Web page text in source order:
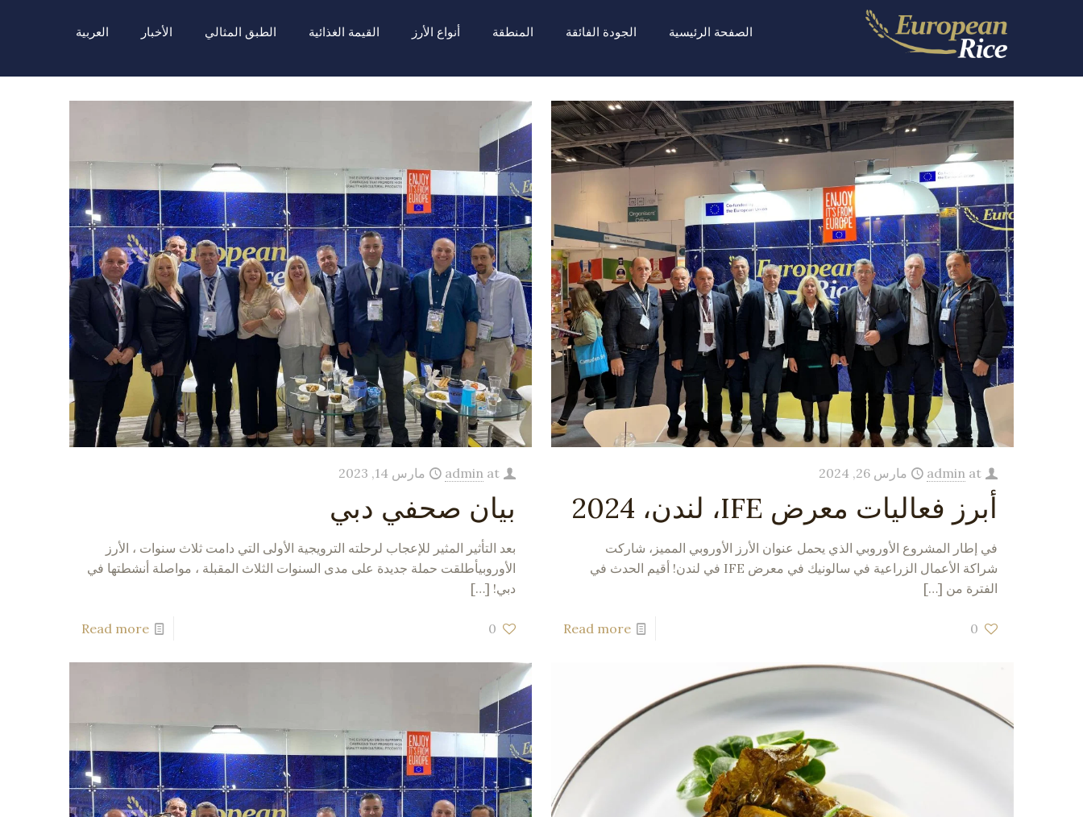
الصفحة الرئيسية الجودة الفائقة المنطقة أنواع الأرز القيمة الغذائية الطبق المثالي الأخبار العربية
admin at مارس 26, 2024
أبرز فعاليات معرض IFE، لندن، 2024
في إطار المشروع الأوروبي الذي يحمل عنوان الأرز الأوروبي المميز، شاركت
شراكة الأعمال الزراعية في سالونيك في معرض IFE في لندن! أقيم الحدث في
الفترة من […]
0
Read more
admin at مارس 14, 2023
بيان صحفي دبي
بعد التأثير المثير للإعجاب لرحلته الترويجية الأولى التي دامت ثلاث سنوات ، الأرز
الأوروبيأطلقت حملة جديدة على مدى السنوات الثلاث المقبلة ، مواصلة أنشطتها في
دبي! […]
0
Read more